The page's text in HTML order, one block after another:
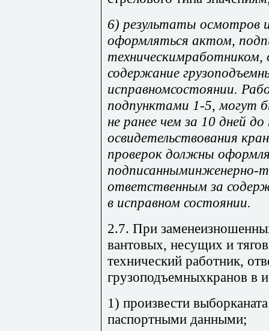
6) результаты осмотров
оформляться актом,
содержание
исправномсостоянии.
подпунктами 1-5, могут
не ранее чем за 10 дней до
освидетельствования
проверок должны
подписанныминженерно-
ответственным за
в исправном состоянии.
2.7. При
вантовых, несущих и
технический работник,
грузоподъемныхкранов в
1) произвести
паспортными данными;